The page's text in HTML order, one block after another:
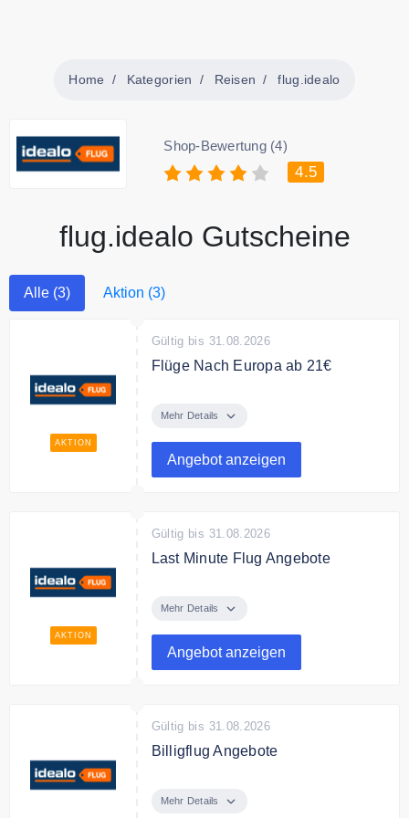
Home Kategorien Reisen flug.idealo
Shop-Bewertung (4)
4.5
flug.idealo Gutscheine
Alle (3) Aktion (3)
AKTION
Gültig bis 31.08.2026
Flüge Nach Europa ab 21€
flug.idealo nach Europa ab 21€
Mehr Details
Angebot anzeigen
AKTION
Gültig bis 31.08.2026
Last Minute Flug Angebote
zugreifen und sparen.
Mehr Details
Angebot anzeigen
Gültig bis 31.08.2026
Billigflug Angebote
Preis.
Mehr Details